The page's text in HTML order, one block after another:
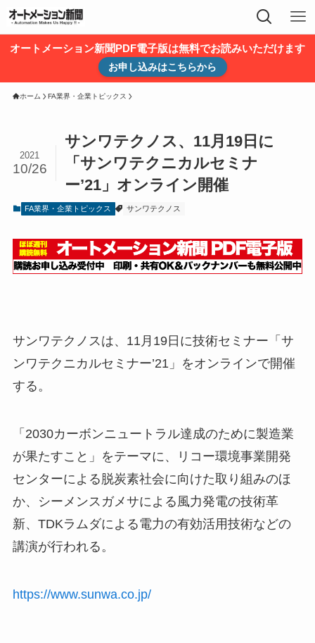
オートメーション新聞PDF電子版は無料でお読みいただけます
お申し込みはこちらから
ホーム FA業界・企業トピックス
サンワテクノス、11月19日に
「サンワテクニカルセミナ
ー’21」オンライン開催
2021
10/26
FA業界・企業トピックス サンワテクノス
サンワテクノスは、11月19日に技術セミナー「サ
ンワテクニカルセミナー’21」をオンラインで開催
する。
「2030カーボンニュートラル達成のために製造業
が果たすこと」をテーマに、リコー環境事業開発
センターによる脱炭素社会に向けた取り組みのほ
か、シーメンスガメサによる風力発電の技術革
新、TDKラムダによる電力の有効活用技術などの
講演が行われる。
https://www.sunwa.co.jp/